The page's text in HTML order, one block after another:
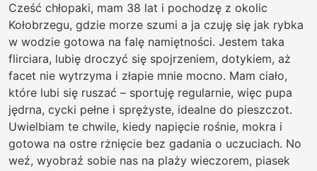
Cześć chłopaki, mam 38 lat i pochodzę z okolic
Kołobrzegu, gdzie morze szumi a ja czuję się jak rybka
w wodzie gotowa na falę namiętności. Jestem taka
flirciara, lubię droczyć się spojrzeniem, dotykiem, aż
facet nie wytrzyma i złapie mnie mocno. Mam ciało,
które lubi się ruszać – sportuję regularnie, więc pupa
jędrna, cycki pełne i sprężyste, idealne do pieszczot.
Uwielbiam te chwile, kiedy napięcie rośnie, mokra i
gotowa na ostre rżnięcie bez gadania o uczuciach. No
weź, wyobraź sobie nas na plaży wieczorem, piasek